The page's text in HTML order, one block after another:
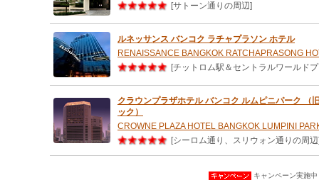
[サトーン通りの周辺]
ルネッサンス バンコク ラチャプラソン ホテル
RENAISSANCE BANGKOK RATCHAPRASONG
[チットロム駅＆セントラルワールド
クラウンプラザホテル バンコク ルムピニパーク （
ック）
CROWNE PLAZA HOTEL BANGKOK LUMPINI
[シーロム通り、スリウォン通りの周
キャンペーン実施